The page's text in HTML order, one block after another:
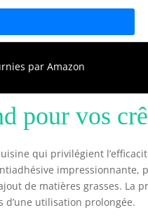
par Amazon
pour vos
qui privilégient
impressionnante,
de matières grasses. La
d’une utilisation prolongée.